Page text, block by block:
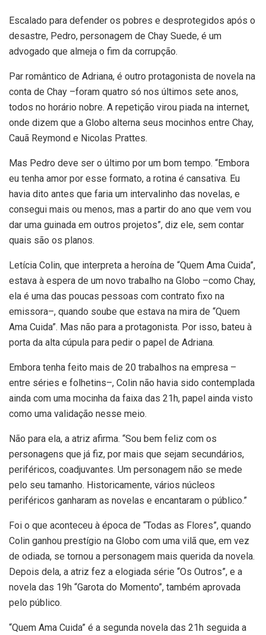
Escalado para defender os pobres e desprotegidos após o
desastre, Pedro, personagem de Chay Suede, é um
advogado que almeja o fim da corrupção.
Par romântico de Adriana, é outro protagonista de novela na
conta de Chay –foram quatro só nos últimos sete anos,
todos no horário nobre. A repetição virou piada na internet,
onde dizem que a Globo alterna seus mocinhos entre Chay,
Cauã Reymond e Nicolas Prattes.
Mas Pedro deve ser o último por um bom tempo. “Embora
eu tenha amor por esse formato, a rotina é cansativa. Eu
havia dito antes que faria um intervalinho das novelas, e
consegui mais ou menos, mas a partir do ano que vem vou
dar uma guinada em outros projetos”, diz ele, sem contar
quais são os planos.
Letícia Colin, que interpreta a heroína de “Quem Ama Cuida”,
estava à espera de um novo trabalho na Globo –como Chay,
ela é uma das poucas pessoas com contrato fixo na
emissora–, quando soube que estava na mira de “Quem
Ama Cuida”. Mas não para a protagonista. Por isso, bateu à
porta da alta cúpula para pedir o papel de Adriana.
Embora tenha feito mais de 20 trabalhos na empresa –
entre séries e folhetins–, Colin não havia sido contemplada
ainda com uma mocinha da faixa das 21h, papel ainda visto
como uma validação nesse meio.
Não para ela, a atriz afirma. “Sou bem feliz com os
personagens que já fiz, por mais que sejam secundários,
periféricos, coadjuvantes. Um personagem não se mede
pelo seu tamanho. Historicamente, vários núcleos
periféricos ganharam as novelas e encantaram o público.”
Foi o que aconteceu à época de “Todas as Flores”, quando
Colin ganhou prestígio na Globo com uma vilã que, em vez
de odiada, se tornou a personagem mais querida da novela.
Depois dela, a atriz fez a elogiada série “Os Outros”, e a
novela das 19h “Garota do Momento”, também aprovada
pelo público.
“Quem Ama Cuida” é a segunda novela das 21h seguida a